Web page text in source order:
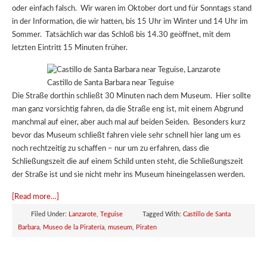
oder einfach falsch. Wir waren im Oktober dort und für Sonntags stand
in der Information, die wir hatten, bis 15 Uhr im Winter und 14 Uhr im
Sommer. Tatsächlich war das Schloß bis 14.30 geöffnet, mit dem
letzten Eintritt 15 Minuten früher.
Castillo de Santa Barbara near Teguise
Die Straße dorthin schließt 30 Minuten nach dem Museum. Hier sollte
man ganz vorsichtig fahren, da die Straße eng ist, mit einem Abgrund
manchmal auf einer, aber auch mal auf beiden Seiden. Besonders kurz
bevor das Museum schließt fahren viele sehr schnell hier lang um es
noch rechtzeitig zu schaffen – nur um zu erfahren, dass die
Schließungszeit die auf einem Schild unten steht, die Schließungszeit
der Straße ist und sie nicht mehr ins Museum hineingelassen werden.
[Read more…]
Filed Under: Lanzarote Teguise Tagged With: Castillo de Santa
Barbara
Museo de la Piratería museum Piraten